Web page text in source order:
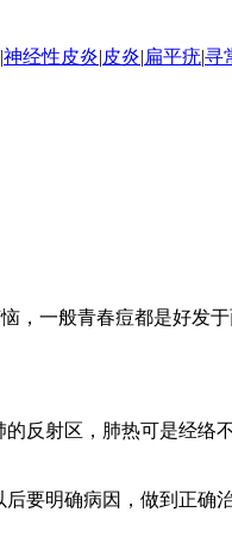
|神经性皮炎|皮炎|扁平疣|寻
，一般青春痘都是好发
反射区，肺热可是经络
要明确病因，做到正确